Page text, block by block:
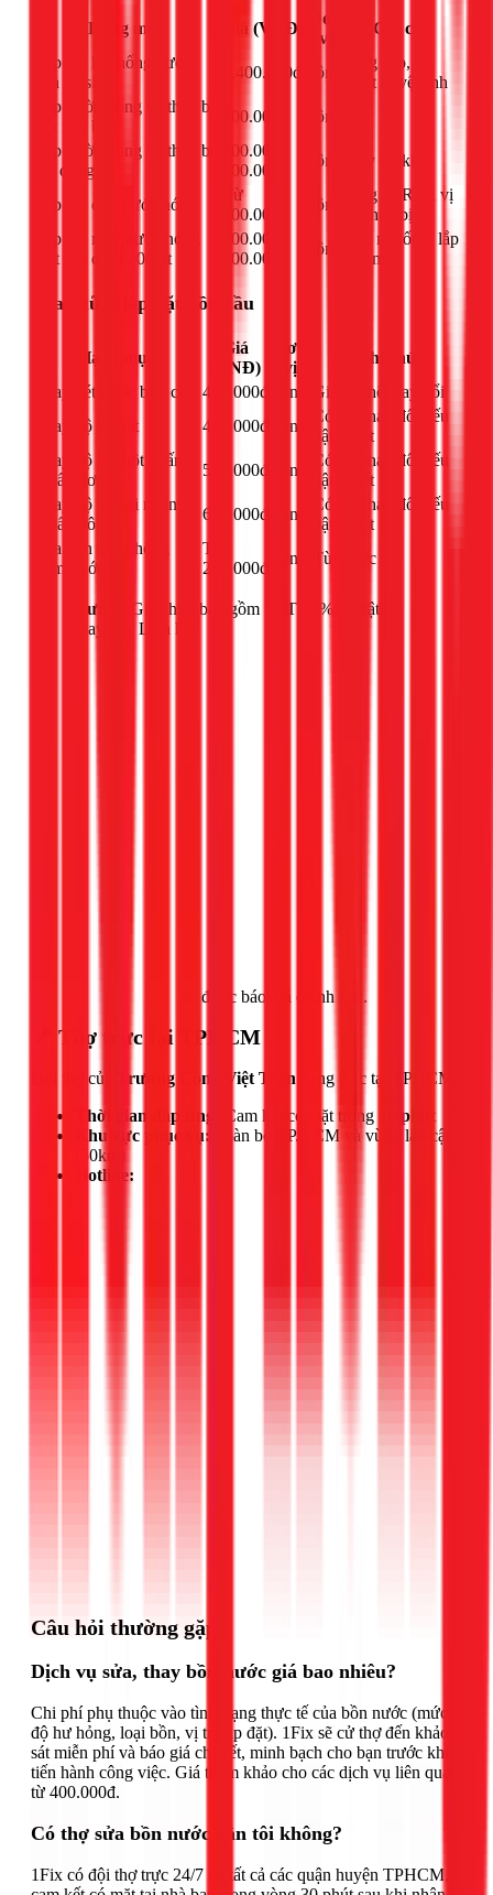
Hạng mục Giá (VNĐ)
Đơn
vị
Ghi chú
Lắp đặt hệ thống nước
nhà vệ sinh
1.400.000đ công
Ống cấp, xả,
thiết bị vệ sinh
Lắp đường ống và thiết bị
rửa nhà bếp
200.000đ công
Lắp đường ống và thiết bị
gia dụng
200.000 -
600.000đ
công Tùy độ khó
Lắp đặt ống nước nóng
Từ
200.000đ
công
Ống PPR tới vị
trí thiết bị
Lắp đặt máy nước nóng
mặt trời dưới 200 lít
300.000 -
500.000đ
công
Kết nối ống, lắp
đặt máy
Sửa chữa, lắp đặt bồn cầu
Hạng mục
Giá
(VNĐ)
Đơn
vị
Ghi chú
Thay két nước bồn cầu
400.000đ công
Giá có thể thay đổi
Thay bộ xả gạt
450.000đ công
Có thể thay đổi nếu
vật tư tốt
Thay bộ xả một nhấn
(nhấn đơn)
550.000đ công
Có thể thay đổi nếu
vật tư tốt
Thay bộ xả hai nhấn
(nhấn đôi)
650.000đ công
Có thể thay đổi nếu
vật tư tốt
Sửa bồn cầu không
bơm nước
Từ
250.000đ
công Tùy mức độ
Lưu ý:
Giá chưa bao gồm VAT 10% và vật tư
thay thế. Liên hệ
để được báo giá chính xác.
📍 Thợ trực tại TPHCM
Đội thợ của Trương Công Việt Trân đang trực tại TPHCM.
Thời gian đáp ứng:
Cam kết có mặt trong
30 phút
Khu vực phục vụ:
Toàn bộ TP.HCM và vùng lân cận
(50km)
Hotline:
Câu hỏi thường gặp
Dịch vụ sửa, thay bồn nước giá bao nhiêu?
Chi phí phụ thuộc vào tình trạng thực tế của bồn nước (mức
độ hư hỏng, loại bồn, vị trí lắp đặt). 1Fix sẽ cử thợ đến khảo
sát miễn phí và báo giá chi tiết, minh bạch cho bạn trước khi
tiến hành công việc. Giá tham khảo cho các dịch vụ liên quan
từ 400.000đ.
Có thợ sửa bồn nước gần tôi không?
1Fix có đội thợ trực 24/7 tại tất cả các quận huyện TPHCM,